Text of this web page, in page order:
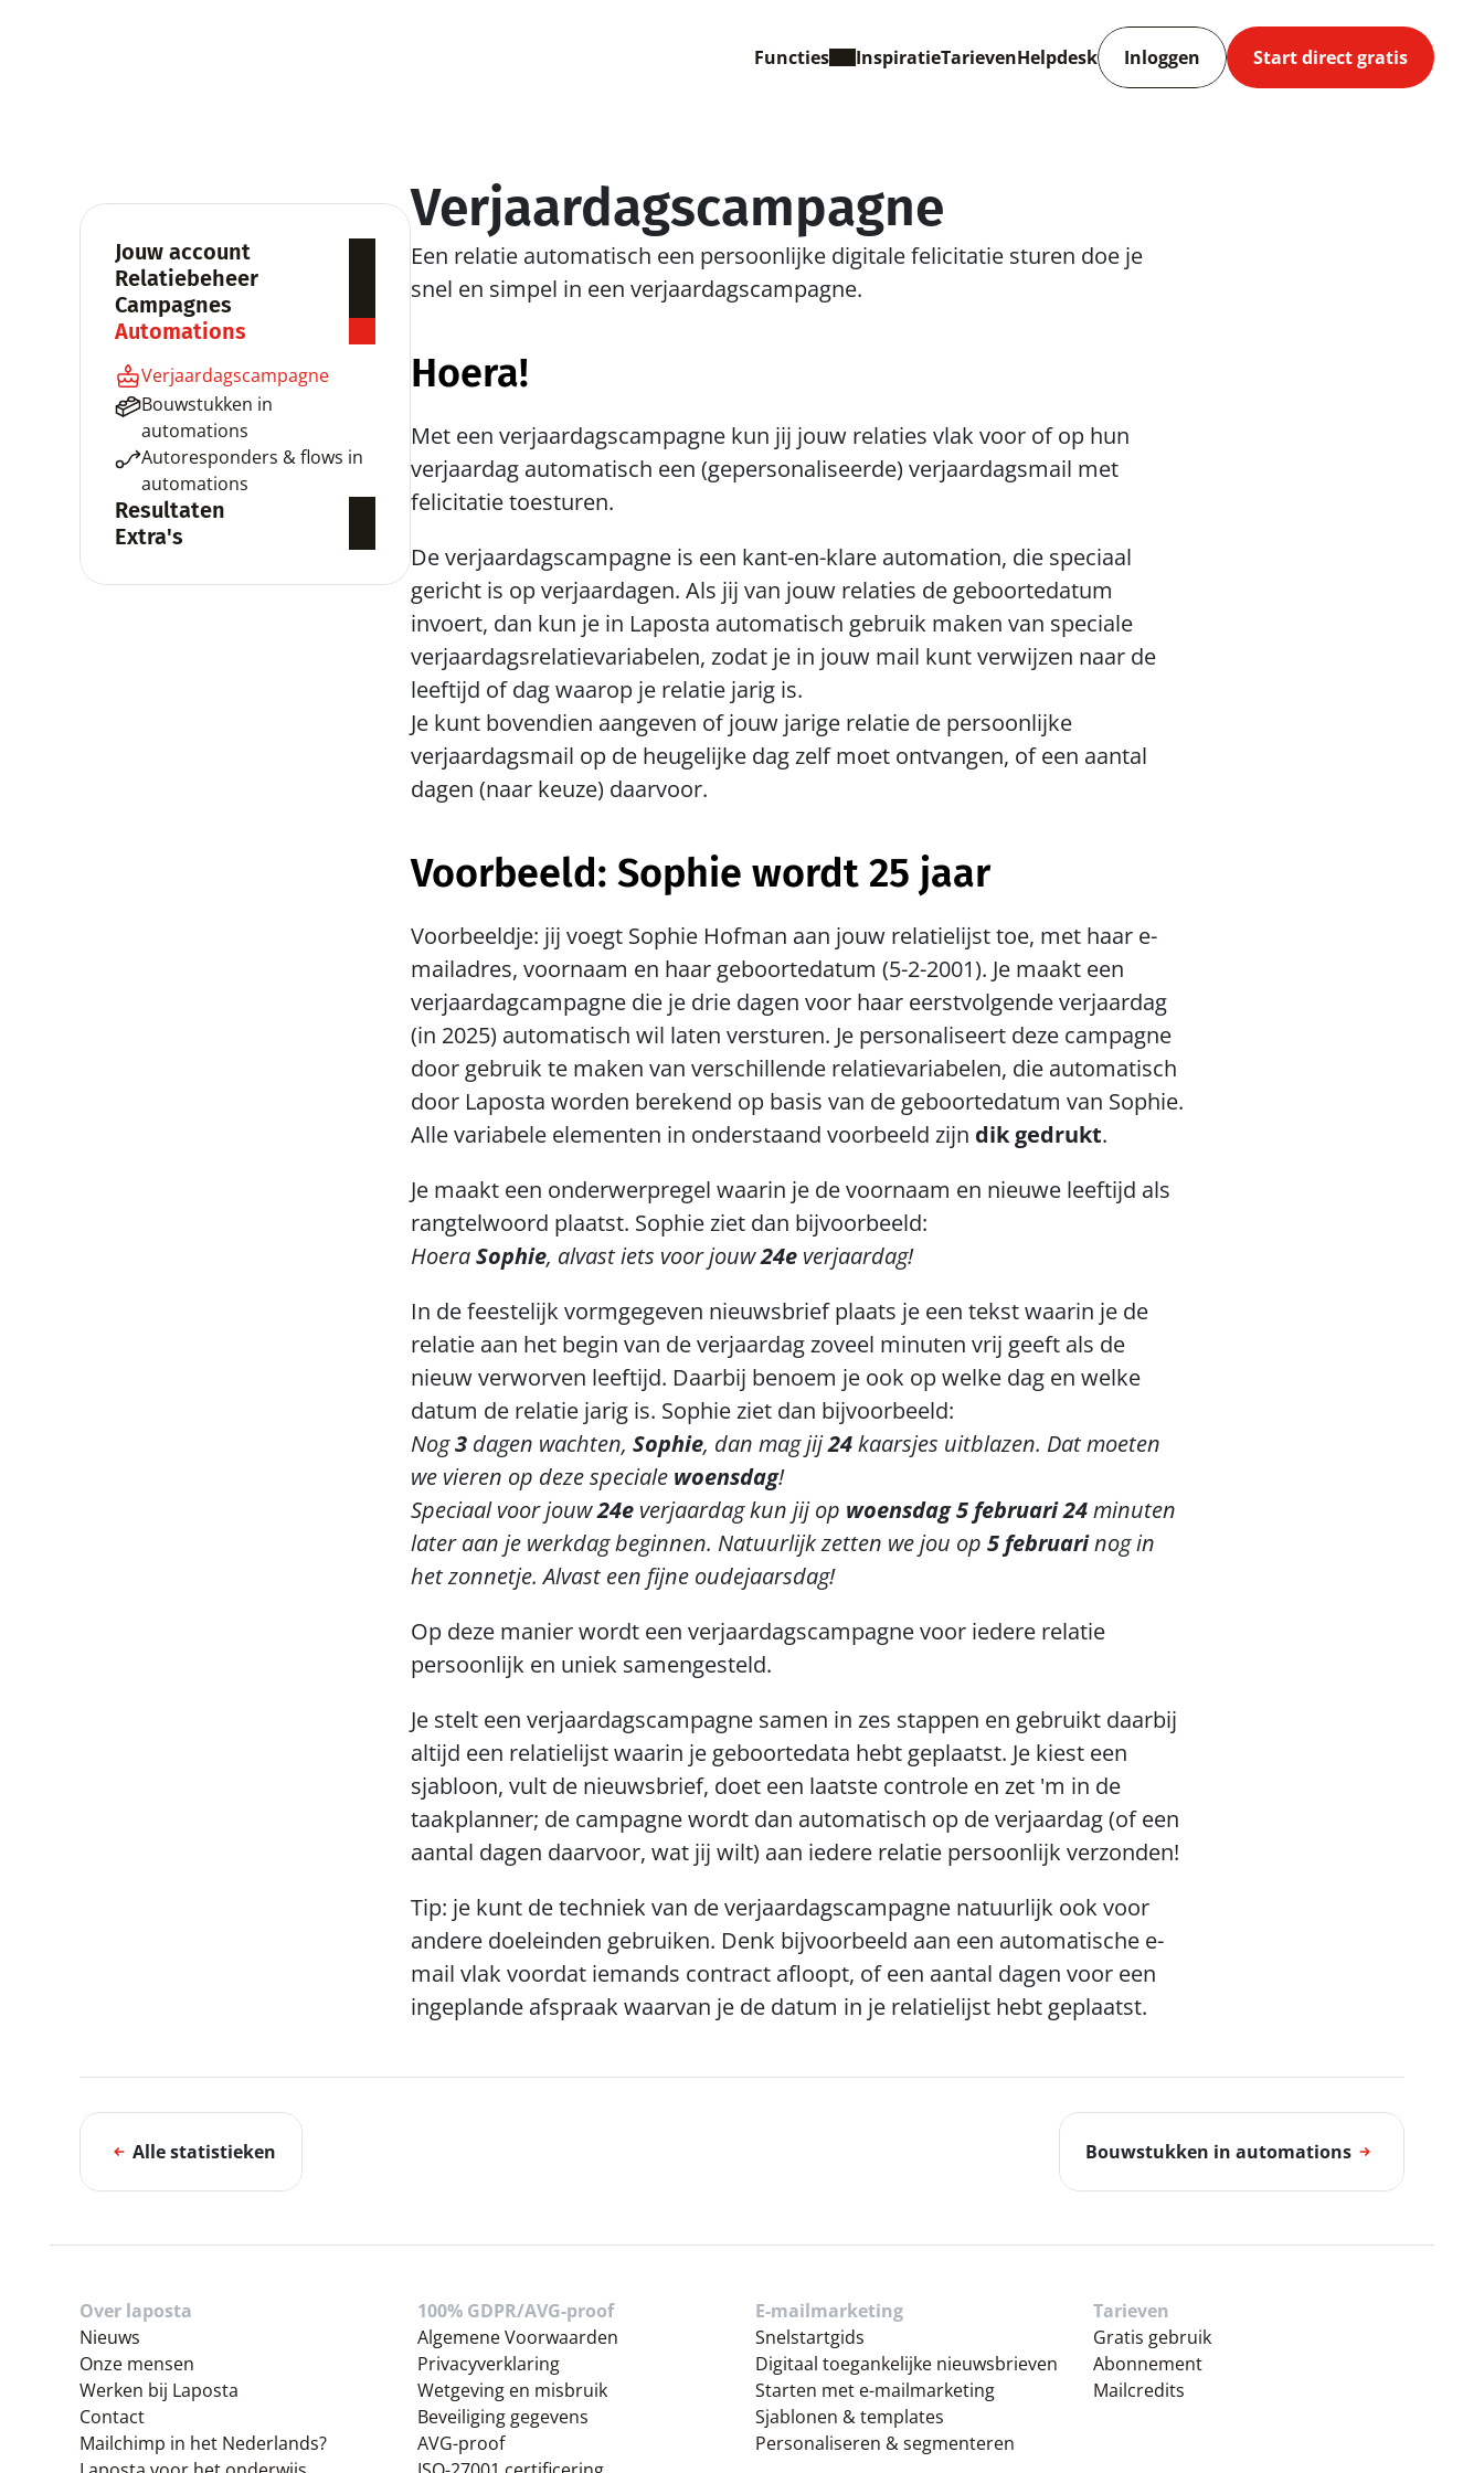
Functies InspiratieTarievenHelpdesk Inloggen Start direct gratis
Jouw account
Relatiebeheer
Campagnes
Automations
Verjaardagscampagne
Bouwstukken in
automations
Autoresponders & flows in
automations
Resultaten
Extra's
Verjaardagscampagne
Een relatie automatisch een persoonlijke digitale felicitatie sturen doe je
snel en simpel in een verjaardagscampagne.
Hoera!
Met een verjaardagscampagne kun jij jouw relaties vlak voor of op hun
verjaardag automatisch een (gepersonaliseerde) verjaardagsmail met
felicitatie toesturen.
De verjaardagscampagne is een kant-en-klare automation, die speciaal
gericht is op verjaardagen. Als jij van jouw relaties de geboortedatum
invoert, dan kun je in Laposta automatisch gebruik maken van speciale
verjaardagsrelatievariabelen, zodat je in jouw mail kunt verwijzen naar de
leeftijd of dag waarop je relatie jarig is.
Je kunt bovendien aangeven of jouw jarige relatie de persoonlijke
verjaardagsmail op de heugelijke dag zelf moet ontvangen, of een aantal
dagen (naar keuze) daarvoor.
Voorbeeld: Sophie wordt 25 jaar
Voorbeeldje: jij voegt Sophie Hofman aan jouw relatielijst toe, met haar e-
mailadres, voornaam en haar geboortedatum (5-2-2001). Je maakt een
verjaardagcampagne die je drie dagen voor haar eerstvolgende verjaardag
(in 2025) automatisch wil laten versturen. Je personaliseert deze campagne
door gebruik te maken van verschillende relatievariabelen, die automatisch
door Laposta worden berekend op basis van de geboortedatum van Sophie.
Alle variabele elementen in onderstaand voorbeeld zijn dik gedrukt.
Je maakt een onderwerpregel waarin je de voornaam en nieuwe leeftijd als
rangtelwoord plaatst. Sophie ziet dan bijvoorbeeld:
Hoera Sophie, alvast iets voor jouw 24e verjaardag!
In de feestelijk vormgegeven nieuwsbrief plaats je een tekst waarin je de
relatie aan het begin van de verjaardag zoveel minuten vrij geeft als de
nieuw verworven leeftijd. Daarbij benoem je ook op welke dag en welke
datum de relatie jarig is. Sophie ziet dan bijvoorbeeld:
Nog 3 dagen wachten, Sophie, dan mag jij 24 kaarsjes uitblazen. Dat moeten
we vieren op deze speciale woensdag!
Speciaal voor jouw 24e verjaardag kun jij op woensdag 5 februari 24 minuten
later aan je werkdag beginnen. Natuurlijk zetten we jou op 5 februari nog in
het zonnetje. Alvast een fijne oudejaarsdag!
Op deze manier wordt een verjaardagscampagne voor iedere relatie
persoonlijk en uniek samengesteld.
Je stelt een verjaardagscampagne samen in zes stappen en gebruikt daarbij
altijd een relatielijst waarin je geboortedata hebt geplaatst. Je kiest een
sjabloon, vult de nieuwsbrief, doet een laatste controle en zet 'm in de
taakplanner; de campagne wordt dan automatisch op de verjaardag (of een
aantal dagen daarvoor, wat jij wilt) aan iedere relatie persoonlijk verzonden!
Tip: je kunt de techniek van de verjaardagscampagne natuurlijk ook voor
andere doeleinden gebruiken. Denk bijvoorbeeld aan een automatische e-
mail vlak voordat iemands contract afloopt, of een aantal dagen voor een
ingeplande afspraak waarvan je de datum in je relatielijst hebt geplaatst.
Alle statistieken Bouwstukken in automations
Over laposta
Nieuws
Onze mensen
Werken bij Laposta
Contact
Mailchimp in het Nederlands?
100% GDPR/AVG-proof
Algemene Voorwaarden
Privacyverklaring
Wetgeving en misbruik
Beveiliging gegevens
AVG-proof
E-mailmarketing
Snelstartgids
Digitaal toegankelijke nieuwsbrieven
Starten met e-mailmarketing
Sjablonen & templates
Personaliseren & segmenteren
Tarieven
Gratis gebruik
Abonnement
Mailcredits